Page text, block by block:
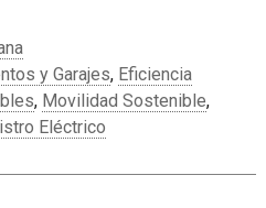
y Garajes, Eficiencia
, Movilidad Sostenible,
Eléctrico